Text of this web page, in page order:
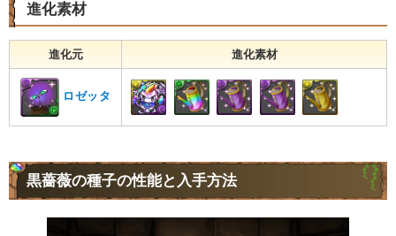
進化素材
進化元 進化素材
ロゼッタ
黒薔薇の種子の性能と入手方法